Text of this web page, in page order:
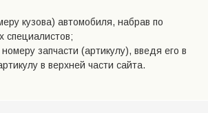
кузова) автомобиля, набрав по
специалистов;
запчасти (артикулу), введя его в
в верхней части сайта.